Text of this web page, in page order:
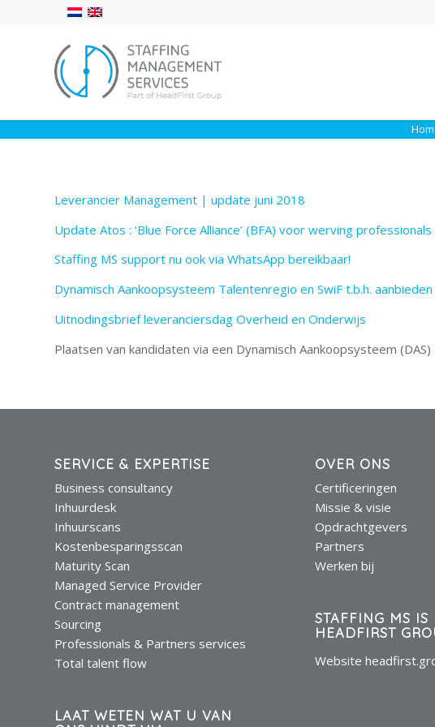
Leverancier Management | update juni 2018
Update Atos : ‘Blue Force Alliance’ (BFA) voor werving
Staffing MS support nu ook via WhatsApp bereikbaar!
Dynamisch Aankoopsysteem Talentenregio en SwiF t.b.h.
Uitnodingsbrief leveranciersdag Overheid en Onderwijs
Plaatsen van kandidaten via een Dynamisch Aankoopsysteem (DAS)
SERVICE & EXPERTISE
Business consultancy
Inhuurdesk
Inhuurscans
Kostenbesparingsscan
Maturity Scan
Managed Service Provider
Contract management
Sourcing
Professionals & Partners services
Total talent flow
LAAT WETEN WAT U VAN
OVER ONS
Certificeringen
Missie & visie
Opdrachtgevers
Partners
Werken bij
STAFFING MS IS
HEADFIRST
Website